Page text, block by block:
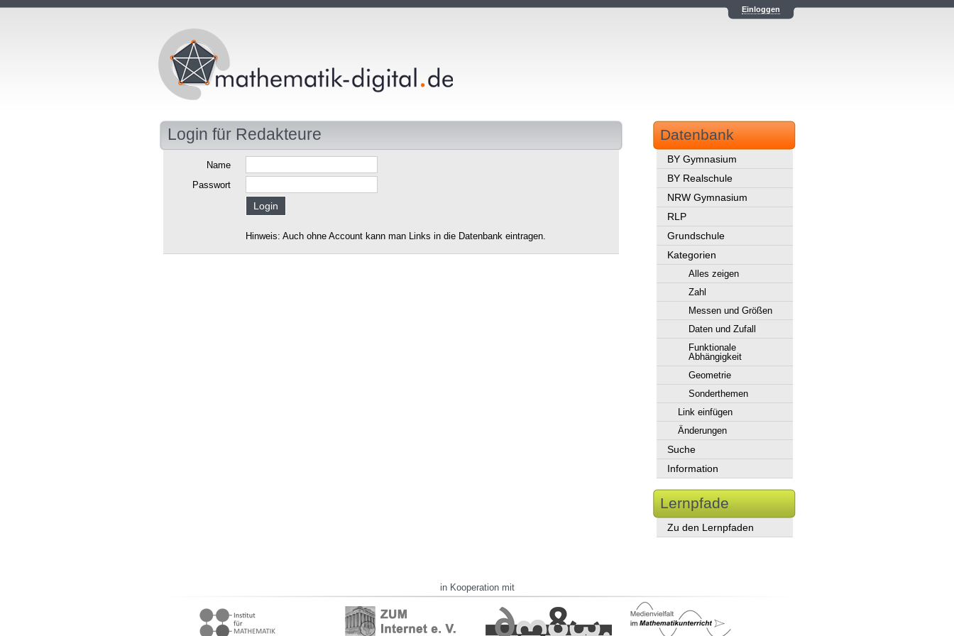
Einloggen
Login für Redakteure
Name
Passwort
Hinweis: Auch ohne Account kann man Links in die Datenbank eintragen.
Datenbank
BY Gymnasium
BY Realschule
NRW Gymnasium
RLP
Grundschule
Kategorien
Alles zeigen
Zahl
Messen und Größen
Daten und Zufall
Funktionale
Abhängigkeit
Geometrie
Sonderthemen
Link einfügen
Änderungen
Suche
Information
Lernpfade
Zu den Lernpfaden
in Kooperation mit